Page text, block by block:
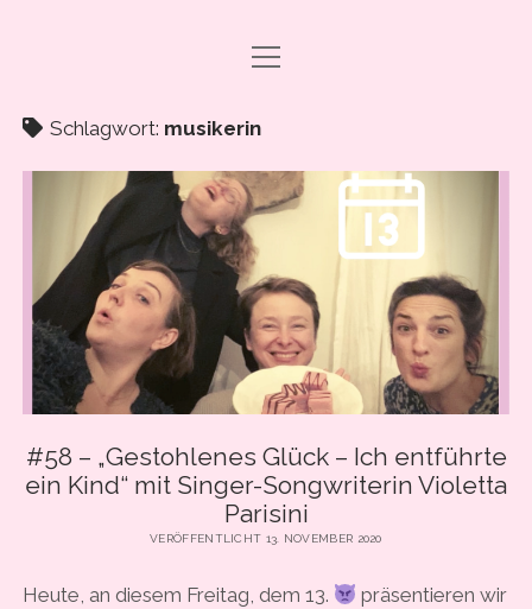
DRAMA CARBONARA, BABY!
ABO & SUPPORT
PODCAST FOLGEN
SHOP
ÜBER UNS
PRESSE
EVENTS & BOOKING
INFO Menü
IMPRESSUM
ANLEITUNG ZUM PODCAST-HÖREN
COOKIE-RICHTLINIE (EU)
facebook
instagram
youtube
emailspotify
Menü
öffnen
Schlagwort: musikerin
#58 – „Gestohlenes Glück – Ich entführte
ein Kind“ mit Singer-Songwriterin Violetta
Parisini
VERÖFFENTLICHT 13. NOVEMBER 2020
Heute, an diesem Freitag, dem 13.
präsentieren wir